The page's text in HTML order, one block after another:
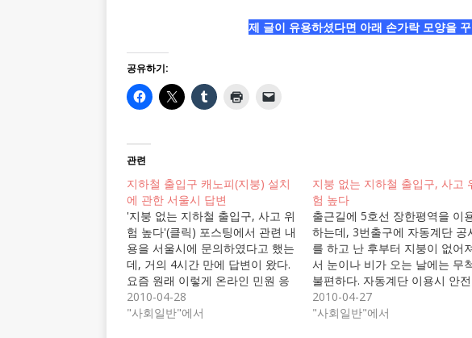
제 글이 유용하셨다면 아래 손가락 모양을
공유하기:
관련
지하철 출입구 캐노피(지붕) 설치
에 관한 서울시 답변
'지붕 없는 지하철 출입구, 사고 위
험 높다'(클릭) 포스팅에서 관련 내
용을 서울시에 문의하였다고 했는
데, 거의 4시간 만에 답변이 왔다.
요즘 원래 이렇게 온라인 민원 응
답이 빠른 건지? 그러나 요약하자
면 핑퐁치기. 지하철 출입구 캐노
2010-04-28
"사회일반"에서
지붕 없는 지하철 출입구, 사고
험 높다
출근길에 5호선 장한평역을 이
하는데, 3번출구에 자동계단 공
를 하고 난 후부터 지붕이 없어
서 눈이나 비가 오는 날에는 무
불편하다. 자동계단 이용시 안전
을 위해 손잡이를 꼭 잡아야 하는
데, 눈비가 오는 날에는 손잡이가
2010-04-27
"사회일반"에서